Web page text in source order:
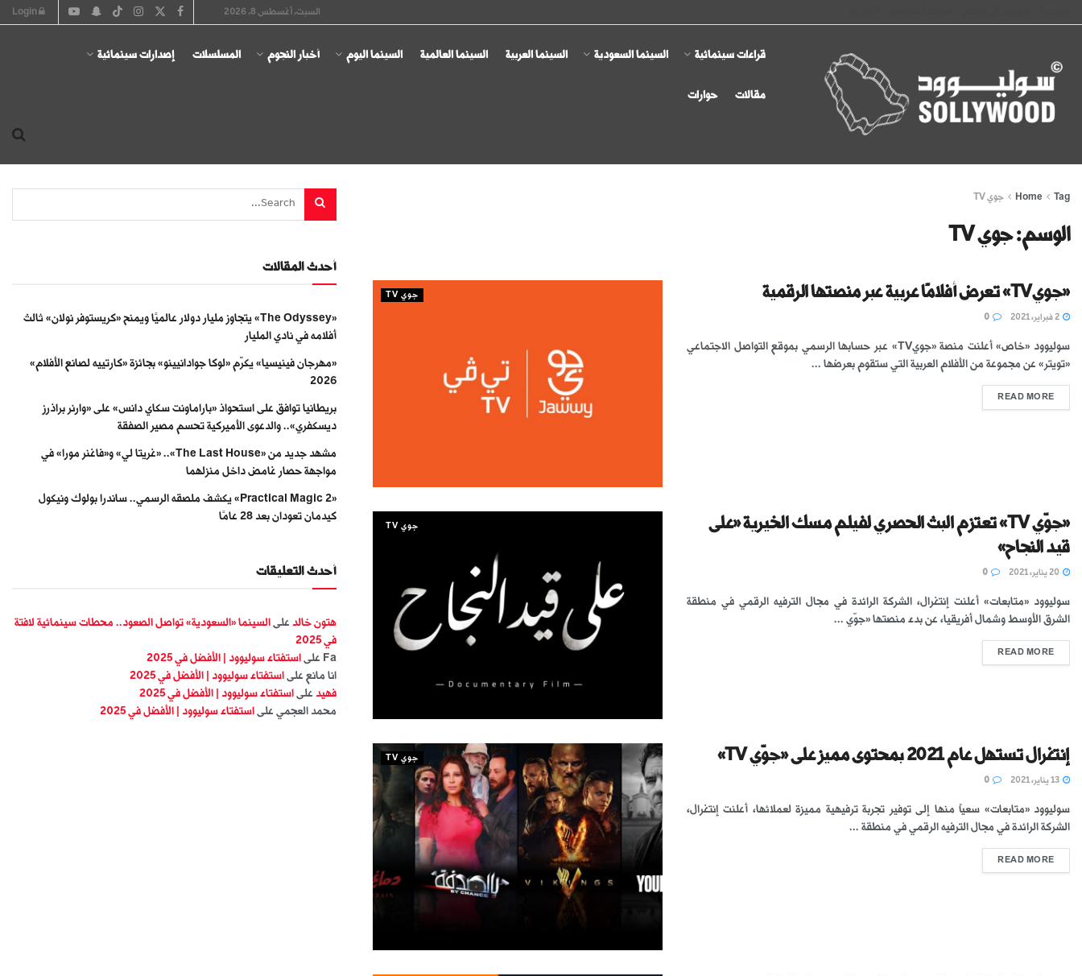
السبت, أغسطس 8, 2026
قراءات سينمائية السينما السعودية السينما العربية السينما العالمية السينما اليوم أخبار النجوم المسلسلات إصدارات سينمائية
مقالات حوارات
Home Tag جوي TV
الوسم:جوي TV
جوي TV «جويTV» تعرض أفلامًا عربية عبر منصتها الرقمية
سوليوود «خاص» أعلنت منصة «جويTV» عبر حسابها الرسمي بموقع التواصل الاجتماعي
«تويتر» عن مجموعة من الأفلام العربية التي ستقوم بعرضها ...
READ MORE
جوي TV
«جوّي TV» تعتزم البث الحصري لفيلم مسك الخيرية «على
قيد النجاح» ‬‬‬‬‬‬‬‬ ‬
سوليوود «متابعات» أعلنت إنتغرال، الشركة الرائدة في مجال الترفيه الرقمي في منطقة
الشرق الأوسط وشمال أفريقيا، عن بدء منصتها ‫«جوّي ...
READ MORE
جوي TV إنتغرال تستهل عام 2021 بمحتوى مميز على «جوّي TV»
سوليوود «متابعات» سعياً منها إلى توفير تجربة ترفيهية مميزة لعملائها، أعلنت إنتغرال،
الشركة الرائدة في مجال الترفيه الرقمي في منطقة ...
READ MORE
أحدث المقالات
«The Odyssey» يتجاوز مليار دولار عالميًا ويمنح «كريستوفر نولان» ثالث
أفلامه في نادي المليار
«مهرجان فينيسيا» يكرّم «لوكا جوادانيينو» بجائزة «كارتييه لصانع الأفلام»
2026
بريطانيا توافق على استحواذ «باراماونت سكاي دانس» على «وارنر براذرز
ديسكفري».. والدعوى الأميركية تحسم مصير الصفقة
مشهد جديد من «The Last House».. «غريتا لي» و«فاغنر مورا» في
مواجهة حصار غامض داخل منزلهما
«Practical Magic 2» يكشف ملصقه الرسمي.. ساندرا بولوك ونيكول
كيدمان تعودان بعد 28 عامًا
أحدث التعليقات
هتون خالد على السينما «السعودية» تواصل الصعود.. محطات سينمائية لافتة
في 2025
Fa على استفتاء سوليوود | الأفضل في 2025
انا مانع على استفتاء سوليوود | الأفضل في 2025
فهيد على استفتاء سوليوود | الأفضل في 2025
محمد العجمي على استفتاء سوليوود | الأفضل في 2025